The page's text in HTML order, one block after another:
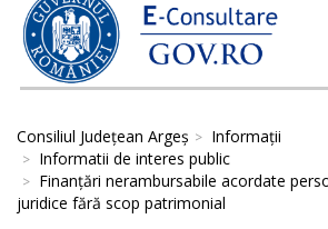
Consiliul Județean Argeș
Informații
Informatii de interes public
Finanțări nerambursabile acordate
juridice fără scop patrimonial